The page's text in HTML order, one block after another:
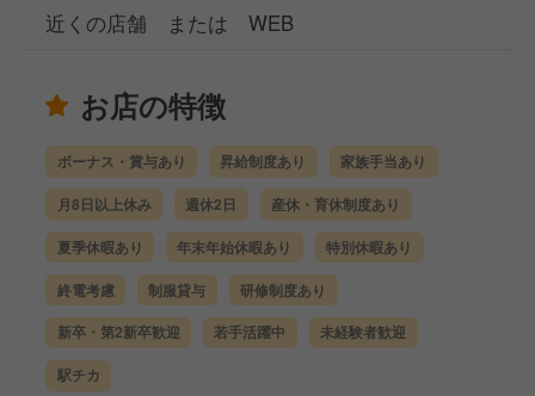
近くの店舗 または WEB
お店の特徴
ボーナス・賞与あり 昇給制度あり 家族手当あり
月8日以上休み 週休2日 産休・育休制度あり
夏季休暇あり 年末年始休暇あり 特別休暇あり
終電考慮 制服貸与 研修制度あり
新卒・第2新卒歓迎 若手活躍中 未経験者歓迎
駅チカ